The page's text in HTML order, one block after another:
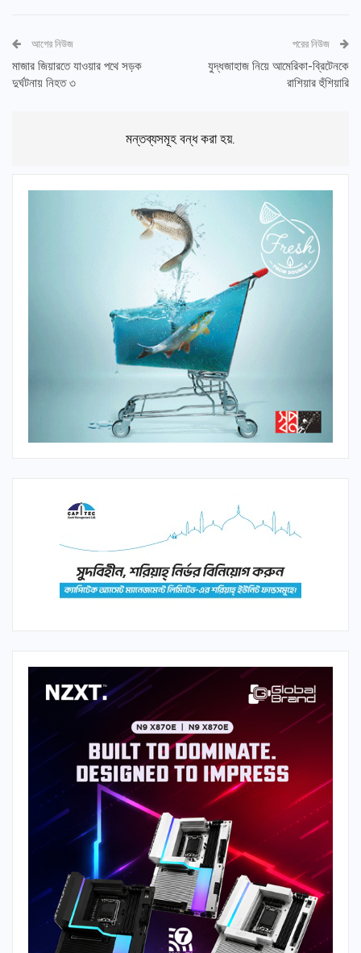
আগের নিউজ
মাজার জিয়ারতে যাওয়ার পথে সড়ক
দুর্ঘটনায় নিহত ৩
পরের নিউজ
যুদ্ধজাহাজ নিয়ে আমেরিকা-ব্রিটেনকে
রাশিয়ার হুঁশিয়ারি
মন্তব্যসমূহ বন্ধ করা হয়.